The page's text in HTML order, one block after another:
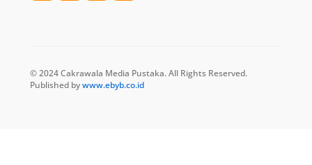
© 2024 Cakrawala Media Pustaka. All Rights Reserved.
Published bywww.ebyb.co.id